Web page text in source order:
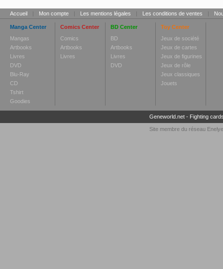
Accueil | Mon compte | Les mentions légales | Les conditions de ventes |
Manga Center
Mangas
Artbooks
Livres
DVD
Blu-Ray
CD
Tshirt
Goodies
Comics Center
Comics
Artbooks
Livres
BD Center
BD
Artbooks
Livres
DVD
Toy Center
Jeux de société
Jeux de cartes
Jeux de figurines
Jeux de rôle
Jeux classiques
Jouets
Geneworld.net- Fighting
Site membre du réseau Enelye